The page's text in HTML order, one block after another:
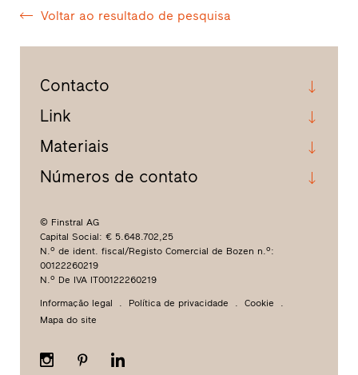
Voltar ao resultado de pesquisa
Contacto
Link
Materiais
Números de contato
© Finstral AG
Capital Social: € 5.648.702,25
N.º de ident. fiscal/Registo Comercial de Bozen n.º:
00122260219
N.º De IVA IT00122260219
Informação legal Política de privacidade
Cookie
Mapa do site